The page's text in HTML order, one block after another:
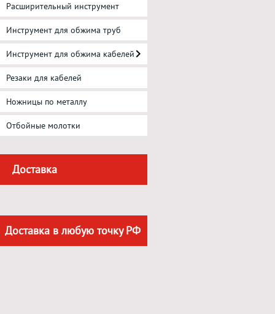
Расширительный инструмент
Инструмент для обжима труб
Инструмент для обжима кабелей
Резаки для кабелей
Ножницы по металлу
Отбойные молотки
Доставка
Доставка в любую точку РФ